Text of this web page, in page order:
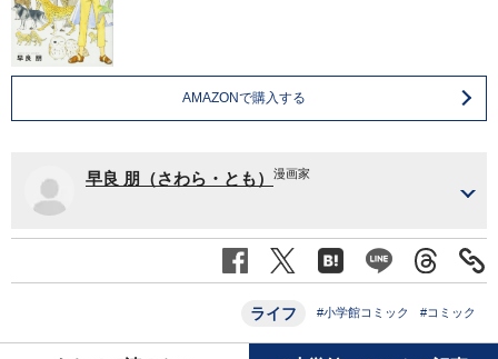
AMAZONで購入する
早良 朋（さわら・とも） 漫画家
ライフ #小学館コミック #コミック